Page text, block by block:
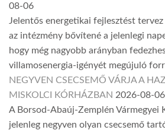
08-06
Jelentős energetikai fejlesztést
az intézmény bővítené a jelenlegi
hogy még nagyobb arányban
villamosenergia-igényét megújuló
NEGYVEN CSECSEMŐ VÁRJA A
MISKOLCI KÓRHÁZBAN 2026-08-06
A Borsod-Abaúj-Zemplén Vármegyei
jelenleg negyven olyan csecsemő